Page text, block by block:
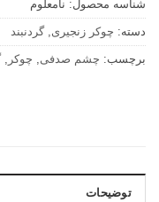
شناسه محصول: نامعلوم
دسته: چوکر زنجیری,گردنبند
برچسب: چشم صدفی, چوکر ,
توضیحات